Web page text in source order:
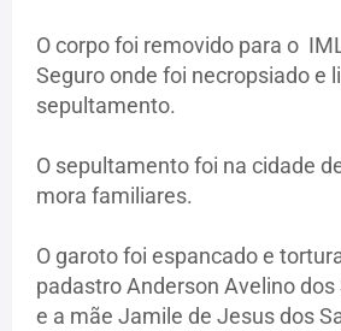
O corpo foi removido para o
Seguro onde foi necropsiado e
sepultamento.
O sepultamento foi na cidade
mora familiares.
O garoto foi espancado e
padastro Anderson Avelino
e a mãe Jamile de Jesus dos